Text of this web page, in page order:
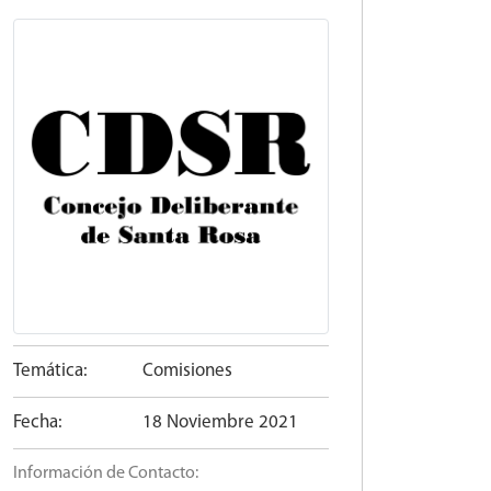
Temática: Comisiones
Fecha: 18 Noviembre 2021
Información de Contacto: